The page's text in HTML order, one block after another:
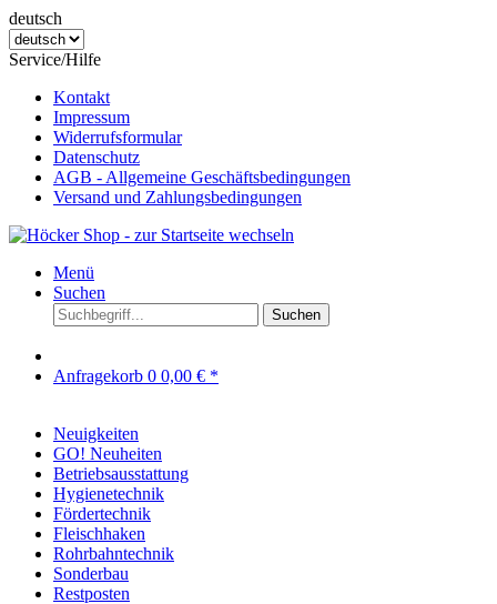
deutsch
Service/Hilfe
Kontakt
Impressum
Widerrufsformular
Datenschutz
AGB - Allgemeine Geschäftsbedingungen
Versand und Zahlungsbedingungen
Menü
Suchen
Suchen
Anfragekorb 0 0,00 € *
Neuigkeiten
GO! Neuheiten
Betriebsausstattung
Hygienetechnik
Fördertechnik
Fleischhaken
Rohrbahntechnik
Sonderbau
Restposten